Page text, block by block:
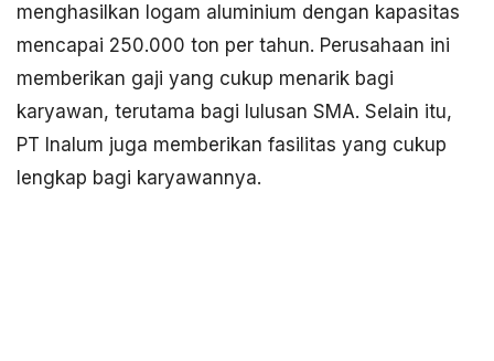
menghasilkan logam aluminium dengan kapasitas
mencapai 250.000 ton per tahun. Perusahaan ini
memberikan gaji yang cukup menarik bagi
karyawan, terutama bagi lulusan SMA. Selain itu,
PT Inalum juga memberikan fasilitas yang cukup
lengkap bagi karyawannya.